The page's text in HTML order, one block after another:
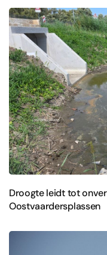
Droogte leidt tot
Oostvaardersplassen